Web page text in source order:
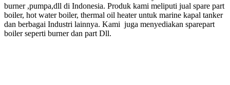
burner ,pumpa,dll di Indonesia. Produk kami meliputi jual spare part
boiler, hot water boiler, thermal oil heater untuk marine kapal tanker
dan berbagai Industri lainnya. Kami juga menyediakan sparepart
boiler seperti burner dan part Dll.